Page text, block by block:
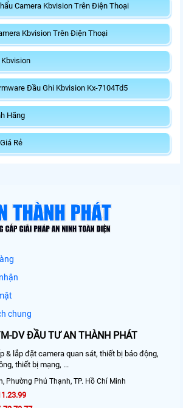
Camera Kbvision Trên Điện Thoại
Kbvision Trên Điện Thoại
Đầu Ghi Kbvision Kx-7104Td5
Hãng
Rẻ
chung
DV ĐẦU TƯ AN THÀNH PHÁT
& lắp đặt camera quan sát, thiết bị báo động,
thiết bị mạng, ...
Phường Phú Thạnh, TP. Hồ Chí Minh